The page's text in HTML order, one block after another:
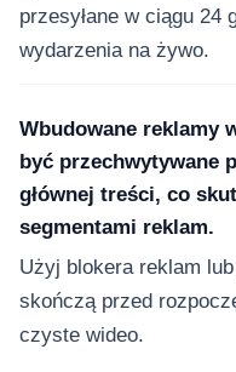
przesyłane w ciągu 24
wydarzenia na żywo.
Wbudowane reklamy
być przechwytywane
głównej treści, co
segmentami reklam.
Użyj blokera reklam
skończą przed
czyste wideo.